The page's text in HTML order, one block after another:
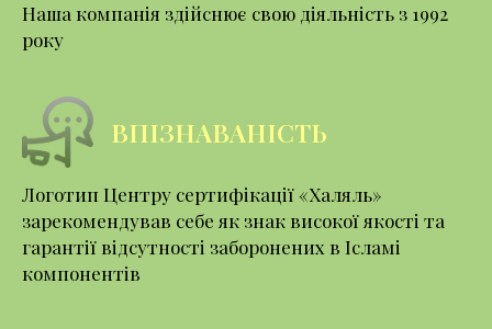
Наша компанія здійснює свою діяльність з 1992
року
ВПІЗНАВАНІСТЬ
Логотип Центру сертифікації «Халяль»
зарекомендував себе як знак високої якості та
гарантії відсутності заборонених в Ісламі
компонентів